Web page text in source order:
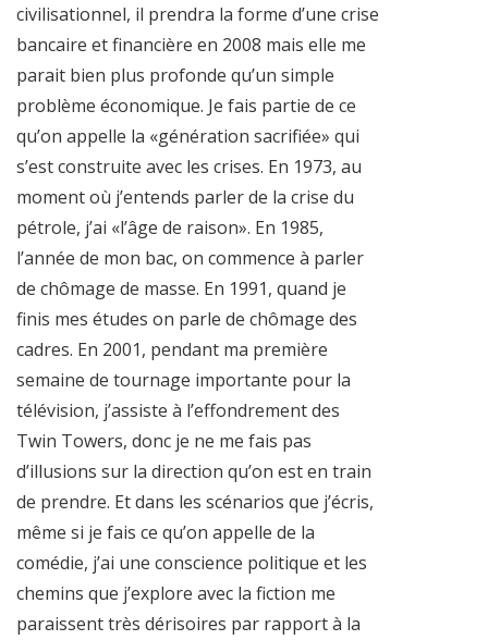
civilisationnel, il prendra la forme d’une crise
bancaire et financière en 2008 mais elle me
parait bien plus profonde qu’un simple
problème économique. Je fais partie de ce
qu’on appelle la «génération sacrifiée» qui
s’est construite avec les crises. En 1973, au
moment où j’entends parler de la crise du
pétrole, j’ai «l’âge de raison». En 1985,
l’année de mon bac, on commence à parler
de chômage de masse. En 1991, quand je
finis mes études on parle de chômage des
cadres. En 2001, pendant ma première
semaine de tournage importante pour la
télévision, j’assiste à l’effondrement des
Twin Towers, donc je ne me fais pas
d’illusions sur la direction qu’on est en train
de prendre. Et dans les scénarios que j’écris,
même si je fais ce qu’on appelle de la
comédie, j’ai une conscience politique et les
chemins que j’explore avec la fiction me
paraissent très dérisoires par rapport à la